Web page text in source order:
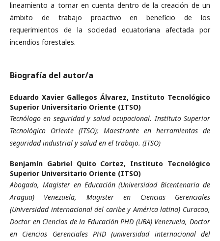
lineamiento a tomar en cuenta dentro de la creación de un
ámbito de trabajo proactivo en beneficio de los
requerimientos de la sociedad ecuatoriana afectada por
incendios forestales.
Biografía del autor/a
Eduardo Xavier Gallegos Álvarez, Instituto Tecnológico
Superior Universitario Oriente (ITSO)
Tecnólogo en seguridad y salud ocupacional. Instituto Superior
Tecnológico Oriente (ITSO); Maestrante en herramientas de
seguridad industrial y salud en el trabajo. (ITSO)
Benjamín Gabriel Quito Cortez, Instituto Tecnológico
Superior Universitario Oriente (ITSO)
Abogado, Magister en Educación (Universidad Bicentenaria de
Aragua) Venezuela, Magister en Ciencias Gerenciales
(Universidad internacional del caribe y América latina) Curacao,
Doctor en Ciencias de la Educación PHD (UBA) Venezuela, Doctor
en Ciencias Gerenciales PHD (universidad internacional del